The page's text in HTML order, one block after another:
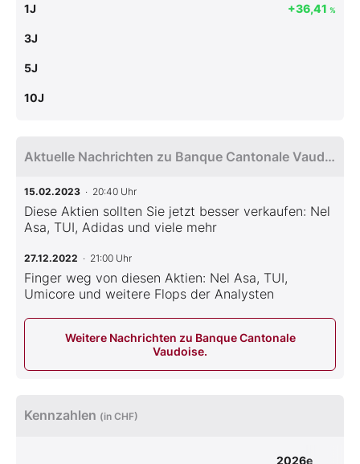
1J +36,41 %
3J
5J
10J
Aktuelle Nachrichten zu Banque Cantonale Vaudoise.
15.02.2023 · 20:40 Uhr
Diese Aktien sollten Sie jetzt besser verkaufen: Nel
Asa, TUI, Adidas und viele mehr
27.12.2022 · 21:00 Uhr
Finger weg von diesen Aktien: Nel Asa, TUI,
Umicore und weitere Flops der Analysten
Weitere Nachrichten zu Banque Cantonale
Vaudoise.
Kennzahlen (in CHF)
2026e